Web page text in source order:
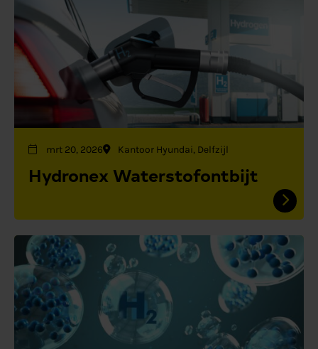
mrt 20, 2026 Kantoor Hyundai, Delfzijl
Hydronex Waterstofontbijt